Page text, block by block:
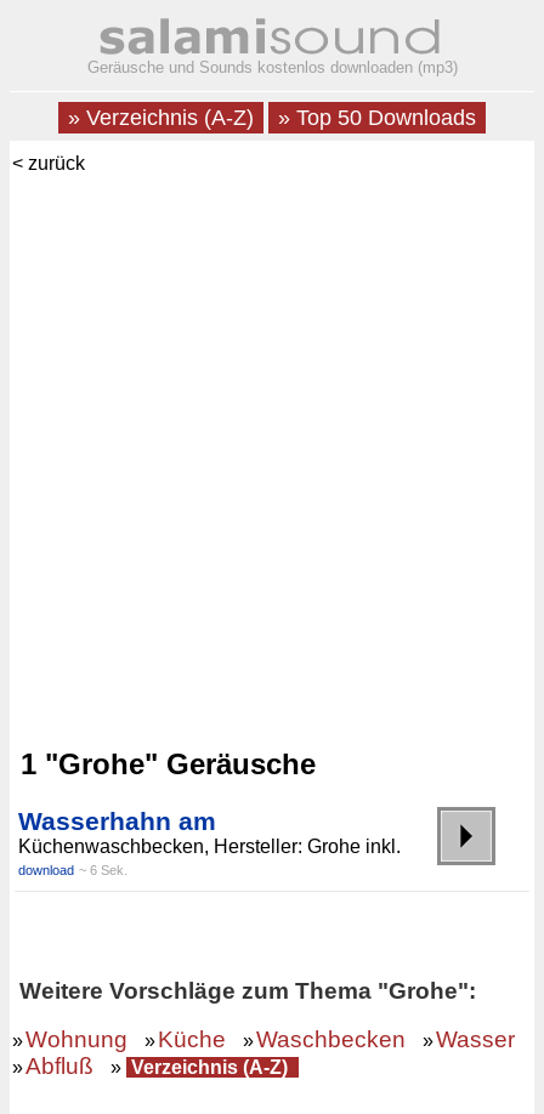
Geräusche und Sounds kostenlos downloaden (mp3)
» Verzeichnis (A-Z) » Top 50 Downloads
< zurück
1 "Grohe" Geräusche
Wasserhahn am
Küchenwaschbecken, Hersteller: Grohe inkl.
download ~ 6 Sek.
Weitere Vorschläge zum Thema "Grohe":
»Wohnung »Küche »Waschbecken »Wasser
»Abfluß » Verzeichnis (A-Z)